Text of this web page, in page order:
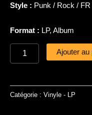
Style : Punk / Rock / FR
Format : LP, Album
Ajouter au
Catégorie : Vinyle - LP